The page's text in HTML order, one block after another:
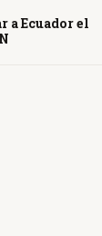
a Ecuador el